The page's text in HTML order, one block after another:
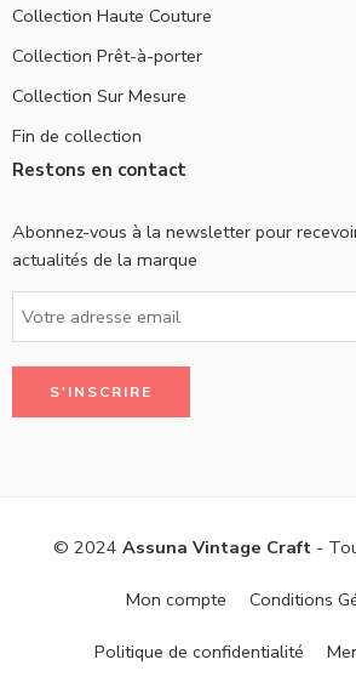
Collection Haute Couture
Collection Prêt-à-porter
Collection Sur Mesure
Fin de collection
Restons en contact
Abonnez-vous à la newsletter pour
actualités de la marque
© 2024 Assuna Vintage Craft-
Mon compte Conditions
Politique de confidentialité